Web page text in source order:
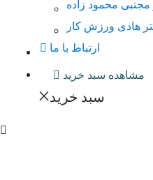
مجتبی محمود زاده
هادی ورزش کار
ارتباط با ما
مشاهده سبد خرید
×سبد خرید